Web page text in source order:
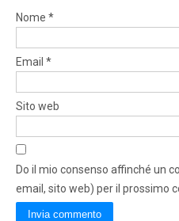
Nome *
Email *
Sito web
Do il mio consenso affinché un
email, sito web) per il prossimo